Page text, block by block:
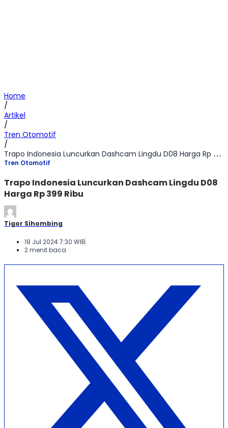
Home
/
Artikel
/
Tren Otomotif
/
Trapo Indonesia Luncurkan Dashcam Lingdu D08 Harga Rp 399 Ribu
Tren Otomotif
Trapo Indonesia Luncurkan Dashcam Lingdu D08
Harga Rp 399 Ribu
Tigor Sihombing
19 Jul 2024 7:30 WIB
2 menit baca